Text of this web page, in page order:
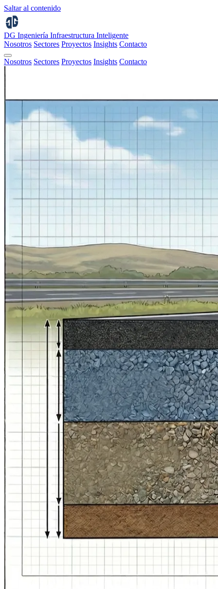
Saltar al contenido
DG Ingeniería Infraestructura Inteligente
Nosotros Sectores Proyectos Insights Contacto
Nosotros Sectores Proyectos Insights Contacto